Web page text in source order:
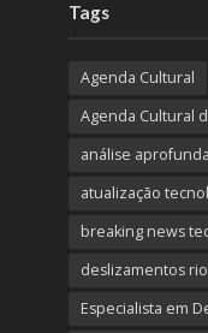
Tags
Agenda Cultural
Agenda Cultural
análise
atualização
breaking news
deslizamentos
Especialista em